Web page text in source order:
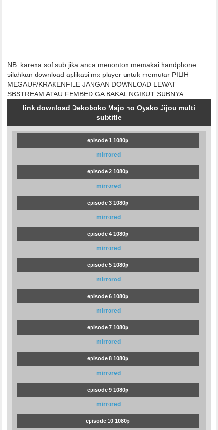
NB: karena softsub jika anda menonton memakai handphone
silahkan download aplikasi mx player untuk memutar PILIH
MEGAUP/KRAKENFILE JANGAN DOWNLOAD LEWAT
SBSTREAM ATAU FEMBED GA BAKAL NGIKUT SUBNYA
link download Dekoboko Majo no Oyako Jijou multi
subtitle
episode 1 1080p
mirrored
episode 2 1080p
mirrored
episode 3 1080p
mirrored
episode 4 1080p
mirrored
episode 5 1080p
mirrored
episode 6 1080p
mirrored
episode 7 1080p
mirrored
episode 8 1080p
mirrored
episode 9 1080p
mirrored
episode 10 1080p